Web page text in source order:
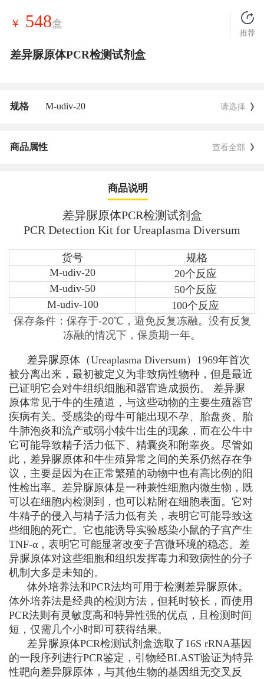
￥ 548盒
推荐
差异脲原体PCR检测试剂盒
规格 M-udiv-20 请选择
商品属性 查看全部
商品说明
差异脲原体PCR检测试剂盒
PCR Detection Kit for Ureaplasma Diversum
货号
规格
M-udiv-20
20个反应
M-udiv-50
50个反应
M-udiv-100
100个反应
保存条件：保存于-20℃，避免反复冻融。没有反复
冻融的情况下，保质期一年。
差异脲原体（Ureaplasma Diversum ）1969年首次
被分离出来，最初被定义为非致病性物种，但是最近
已证明它会对牛组织细胞和器官造成损伤。 差异脲
原体常见于牛的生殖道，与这些动物的主要生殖器官
疾病有关。受感染的母牛可能出现不孕、胎盘炎、胎
牛肺泡炎和流产或弱小犊牛出生的现象，而在公牛中
它可能导致精子活力低下、精囊炎和附睾炎。尽管如
此，差异脲原体和牛生殖异常之间的关系仍然存在争
议，主要是因为在正常繁殖的动物中也有高比例的阳
性检出率。差异脲原体是一种兼性细胞内微生物，既
可以在细胞内检测到，也可以粘附在细胞表面。它对
牛精子的侵入与精子活力低有关，表明它可能导致这
些细胞的死亡。它也能诱导实验感染小鼠的子宫产生
TNF-α，表明它可能显著改变子宫微环境的稳态。差
异脲原体对这些细胞和组织发挥毒力和致病性的分子
机制大多是未知的。
体外培养法和PCR法均可用于检测差异脲原体。
体外培养法是经典的检测方法，但耗时较长，而使用
PCR法则有灵敏度高和特异性强的优点，且检测时间
短，仅需几个小时即可获得结果。
差异脲原体PCR检测试剂盒选取了16S rRNA基因
的一段序列进行PCR鉴定，引物经BLAST验证为特异
性靶向差异脲原体，与其他生物的基因组无交叉反